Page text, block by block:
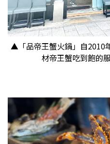
▲「品帝王蟹火鍋」自2010
材帝王蟹吃到飽的